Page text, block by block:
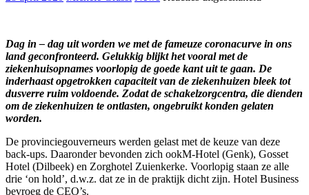
hotels
‘on
hold’
Dag in – dag uit worden we met de fameuze coronacurve in ons
land geconfronteerd. Gelukkig blijkt het vooral met de
ziekenhuisopnames voorlopig de goede kant uit te gaan. De
inderhaast opgetrokken capaciteit van de ziekenhuizen bleek tot
dusverre ruim voldoende. Zodat de schakelzorgcentra, die dienden
om de ziekenhuizen te ontlasten, ongebruikt konden gelaten
worden.
De provinciegouverneurs werden gelast met de keuze van deze
back-ups. Daaronder bevonden zich ookM-Hotel (Genk), Gosset
Hotel (Dilbeek) en Zorghotel Zuienkerke. Voorlopig staan ze alle
drie ‘on hold’, d.w.z. dat ze in de praktijk dicht zijn. Hotel Business
bevroeg de CEO’s.